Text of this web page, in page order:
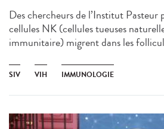
Des chercheurs de l’Institut Pasteur
cellules NK (cellules tueuses
immunitaire) migrent dans les
SIV VIH IMMUNOLOGIE